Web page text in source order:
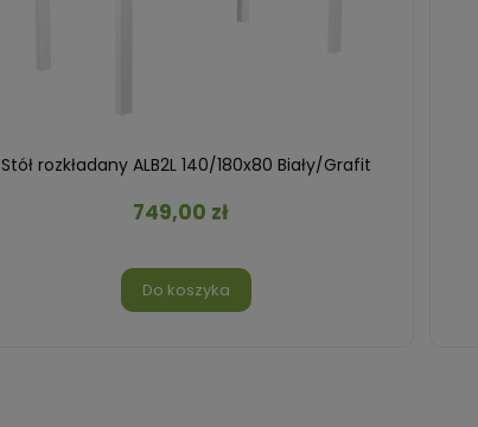
Stół rozkładany ALB2L 140/180x80 Biały/Grafit
749,00 zł
Do koszyka